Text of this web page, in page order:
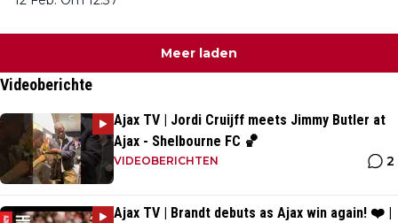
Meer laden
Videoberichte
Ajax TV | Jordi Cruijff meets Jimmy Butler at
Ajax - Shelbourne FC 🏀
VIDEOBERICHTEN 2
Ajax TV | Brandt debuts as Ajax win again! ❤️ |